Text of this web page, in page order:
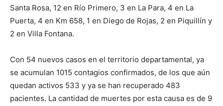
Santa Rosa, 12 en Río Primero, 3 en La Para, 4 en La
Puerta, 4 en Km 658, 1 en Diego de Rojas, 2 en Piquillín y
2 en Villa Fontana.
Con 54 nuevos casos en el territorio departamental, ya
se acumulan 1015 contagios confirmados, de los que aún
quedan activos 533 y ya se han recuperado 483
pacientes. La cantidad de muertes por esta causa es de 9